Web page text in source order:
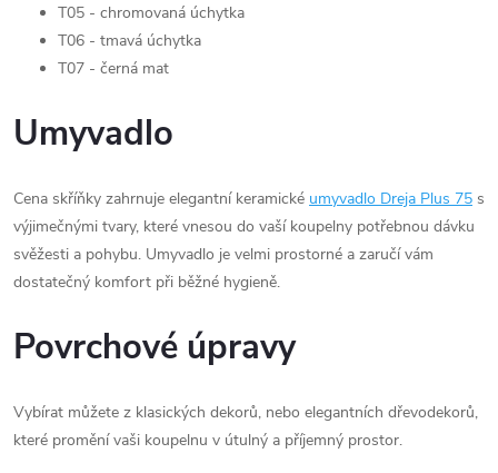
T05 - chromovaná úchytka
T06 - tmavá úchytka
T07 - černá mat
Umyvadlo
Cena skříňky zahrnuje elegantní keramické umyvadlo Dreja Plus 75 s
výjimečnými tvary, které vnesou do vaší koupelny potřebnou dávku
svěžesti a pohybu. Umyvadlo je velmi prostorné a zaručí vám
dostatečný komfort při běžné hygieně.
Povrchové úpravy
Vybírat můžete z klasických dekorů, nebo elegantních dřevodekorů,
které promění vaši koupelnu v útulný a příjemný prostor.